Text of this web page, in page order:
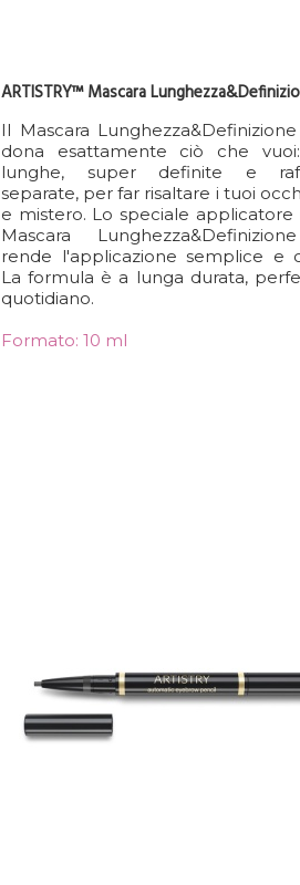
ARTISTRY™ Mascara
Il Mascara Lunghezza&Definizione
dona esattamente ciò che
lunghe, super definite e
separate, per far risaltare i tuoi
e mistero. Lo speciale applicatore
Mascara
rende l'applicazione semplice e
La formula è a lunga durata,
quotidiano.
Formato: 10 ml